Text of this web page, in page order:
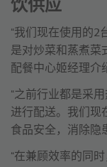
饮供应
“我们现在使用的2
是对炒菜和蒸煮菜
配餐中心姬经理介
“之前行业都是采
进行配送。我们现
食品安全，消除隐
“在兼顾效率的同